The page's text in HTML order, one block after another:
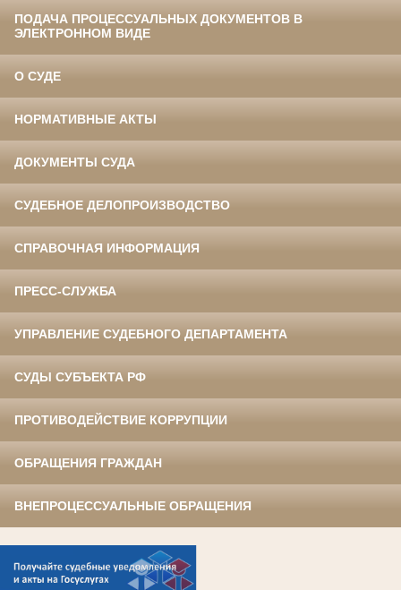
ПОДАЧА ПРОЦЕССУАЛЬНЫХ ДОКУМЕНТОВ В
ЭЛЕКТРОННОМ ВИДЕ
О СУДЕ
НОРМАТИВНЫЕ АКТЫ
ДОКУМЕНТЫ СУДА
СУДЕБНОЕ ДЕЛОПРОИЗВОДСТВО
СПРАВОЧНАЯ ИНФОРМАЦИЯ
ПРЕСС-СЛУЖБА
УПРАВЛЕНИЕ СУДЕБНОГО ДЕПАРТАМЕНТА
СУДЫ СУБЪЕКТА РФ
ПРОТИВОДЕЙСТВИЕ КОРРУПЦИИ
ОБРАЩЕНИЯ ГРАЖДАН
ВНЕПРОЦЕССУАЛЬНЫЕ ОБРАЩЕНИЯ